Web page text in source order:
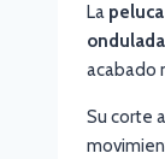
La
ondulada
acabado
Su corte